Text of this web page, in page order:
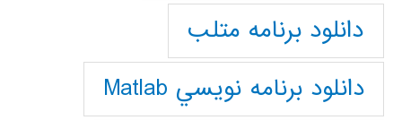
دانلود برنامه متلب
دانلود برنامه نويسي Matlab